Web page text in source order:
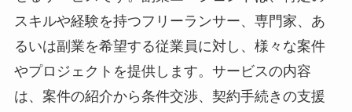
スキルや経験を持つフリーランサー、専門家、あ
るいは副業を希望する従業員に対し、様々な案件
やプロジェクトを提供します。サービスの内容
は、案件の紹介から条件交渉、契約手続きの支援